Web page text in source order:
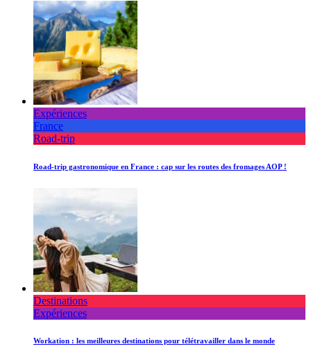
Expériences
France
Road-trip
Road-trip gastronomique en France : cap sur les routes des fromages AOP !
Destinations
Expériences
Workation : les meilleures destinations pour télétravailler dans le monde